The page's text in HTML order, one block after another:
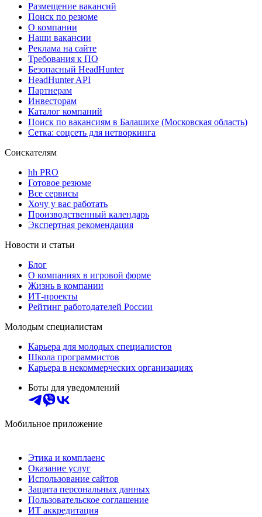
Размещение вакансий
Поиск по резюме
О компании
Наши вакансии
Реклама на сайте
Требования к ПО
Безопасный HeadHunter
HeadHunter API
Партнерам
Инвесторам
Каталог компаний
Поиск по вакансиям в Балашихе (Московская область)
Сетка: соцсеть для нетворкинга
Соискателям
hh PRO
Готовое резюме
Все сервисы
Хочу у вас работать
Производственный календарь
Экспертная рекомендация
Новости и статьи
Блог
О компаниях в игровой форме
Жизнь в компании
ИТ-проекты
Рейтинг работодателей России
Молодым специалистам
Карьера для молодых специалистов
Школа программистов
Карьера в некоммерческих организациях
Боты для уведомлений
Мобильное приложение
Этика и комплаенс
Оказание услуг
Использование сайтов
Защита персональных данных
Пользовательское соглашение
ИТ аккредитация